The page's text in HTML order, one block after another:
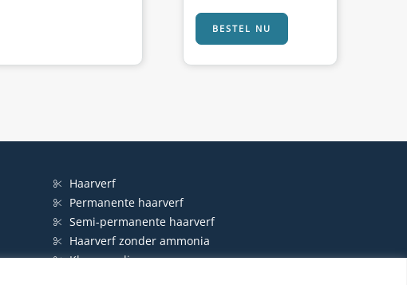
BESTEL NU
Haarverf
Permanente haarverf
Semi-permanente haarverf
Haarverf zonder ammonia
Kleurspoeling